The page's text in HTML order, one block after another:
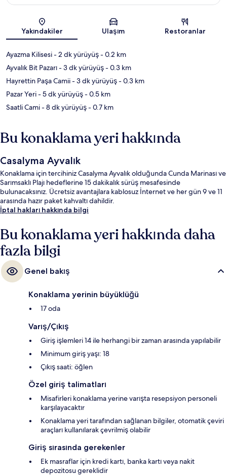
Yakındakiler Ulaşım Restoranlar
Ayazma Kilisesi- 2 dk yürüyüş- 0.2 km
Ayvalık Bit Pazarı- 3 dk yürüyüş- 0.3 km
Hayrettin Paşa Camii- 3 dk yürüyüş- 0.3 km
Pazar Yeri- 5 dk yürüyüş- 0.5 km
Saatli Cami- 8 dk yürüyüş- 0.7 km
Bu konaklama yeri hakkında
Casalyma Ayvalık
Konaklama için tercihiniz Casalyma Ayvalık olduğunda Cunda Marinası ve
Sarımsaklı Plajı hedeflerine 15 dakikalık sürüş mesafesinde
bulunacaksınız. Ücretsiz avantajlara kablosuz İnternet ve her gün 9 ve 11
arasında hazır paket kahvaltı dahildir.
İptal hakları hakkında bilgi
Bu konaklama yeri hakkında daha
fazla bilgi
Genel bakış
Konaklama yerinin büyüklüğü
17 oda
Varış/Çıkış
Giriş işlemleri 14 ile herhangi bir zaman arasında yapılabilir
Minimum giriş yaşı: 18
Çıkış saati: öğlen
Özel giriş talimatları
Misafirleri konaklama yerine varışta resepsiyon personeli
karşılayacaktır
Konaklama yeri tarafından sağlanan bilgiler, otomatik çeviri
araçları kullanılarak çevrilmiş olabilir
Giriş sırasında gerekenler
Ek masraflar için kredi kartı, banka kartı veya nakit
depozitosu gereklidir